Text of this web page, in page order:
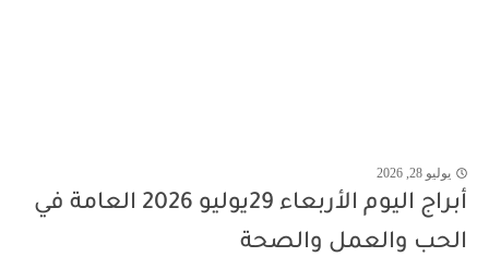
يوليو 28, 2026
أبراج اليوم الأربعاء 29يوليو 2026 العامة في
الحب والعمل والصحة